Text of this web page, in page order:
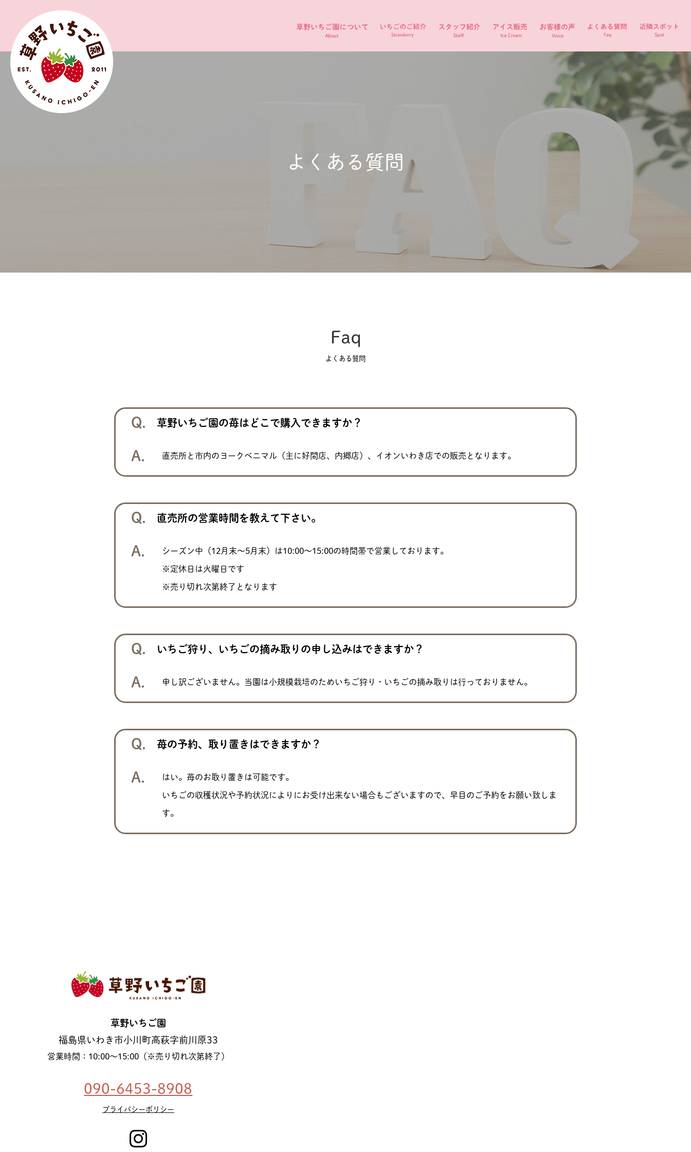
よくある質問
Faq
よくある質問
草野いちご園の苺はどこで購入できますか？
直売所と市内のヨークベニマル（主に好間店、内郷店）、イオンいわき店での販売となります。
直売所の営業時間を教えて下さい。
シーズン中（12月末～5月末）は10:00〜15:00の時間帯で営業しております。
※定休日は火曜日です
※売り切れ次第終了となります
いちご狩り、いちごの摘み取りの申し込みはできますか？
申し訳ございません。当園は小規模栽培のためいちご狩り・いちごの摘み取りは行っておりません。
苺の予約、取り置きはできますか？
はい。苺のお取り置きは可能です。
いちごの収穫状況や予約状況によりにお受け出来ない場合もございますので、早目のご予約をお願い致しま
す。
草野いちご園
福島県いわき市小川町高萩字前川原33
営業時間：10:00〜15:00（※売り切れ次第終了）
090-6453-8908
プライバシーポリシー